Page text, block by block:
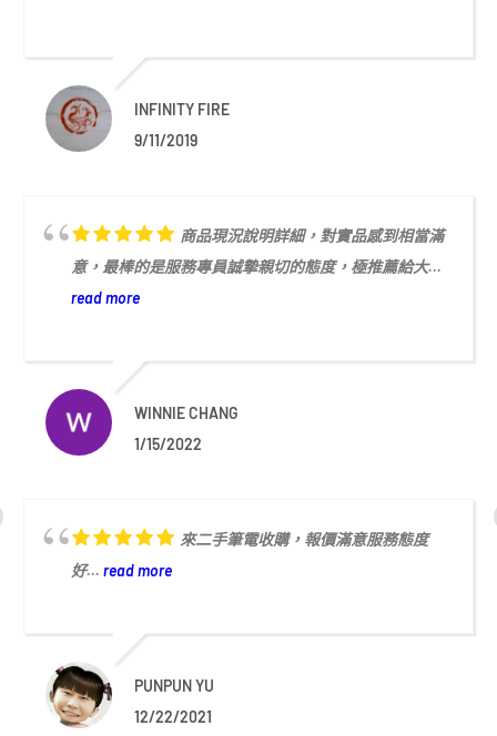
INFINITY FIRE
9/11/2019
商品現況說明詳細，對實品感到相當滿
意，最棒的是服務專員誠摯親切的態度，極推薦給大...
read more
WINNIE CHANG
1/15/2022
來二手筆電收購，報價滿意服務態度
好... read more
PUNPUN YU
12/22/2021